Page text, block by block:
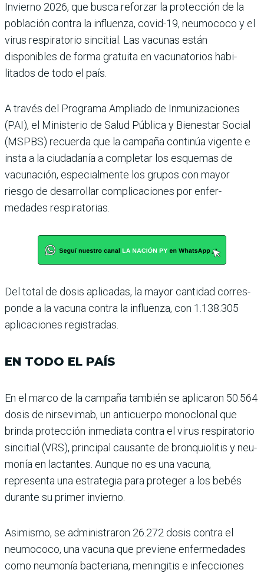
Invierno 2026, que busca reforzar la protección de la
población contra la influenza, covid-19, neumococo y el
virus respiratorio sincitial. Las vacu­nas están
disponibles de forma gratuita en vacunatorios habi­
litados de todo el país.
A través del Programa Ampliado de Inmunizacio­nes
(PAI), el Ministerio de Salud Pública y Bienestar Social
(MSPBS) recuerda que la campaña continúa vigente e
insta a la ciudadanía a com­pletar los esquemas de
vacuna­ción, especialmente los grupos con mayor
riesgo de desarro­llar complicaciones por enfer­
medades respiratorias.
Del total de dosis aplicadas, la mayor cantidad corres­
ponde a la vacuna contra la influenza, con 1.138.305
apli­caciones registradas.
EN TODO EL PAÍS
En el marco de la campaña también se aplicaron 50.564
dosis de nirsevimab, un anticuerpo monoclonal que
brinda protección inmediata contra el virus respiratorio
sincitial (VRS), principal cau­sante de bronquiolitis y neu­
monía en lactantes. Aunque no es una vacuna,
representa una estrategia para proteger a los bebés
durante su primer invierno.
Asimismo, se administra­ron 26.272 dosis contra el
neumococo, una vacuna que previene enfermedades
como neumonía bacteriana, menin­gitis e infecciones